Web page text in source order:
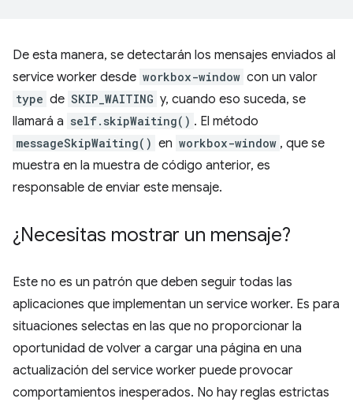
De esta manera, se detectarán los mensajes enviados al
service worker desde workbox-window con un valor
type de SKIP_WAITING y, cuando eso suceda, se
llamará a self.skipWaiting() . El método
messageSkipWaiting() en workbox-window , que se
muestra en la muestra de código anterior, es
responsable de enviar este mensaje.
¿Necesitas mostrar un mensaje?
Este no es un patrón que deben seguir todas las
aplicaciones que implementan un service worker. Es para
situaciones selectas en las que no proporcionar la
oportunidad de volver a cargar una página en una
actualización del service worker puede provocar
comportamientos inesperados. No hay reglas estrictas